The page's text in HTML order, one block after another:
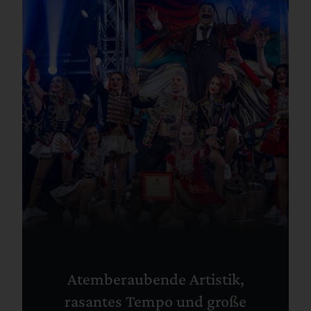
Atemberaubende Artistik,
rasantes Tempo und große